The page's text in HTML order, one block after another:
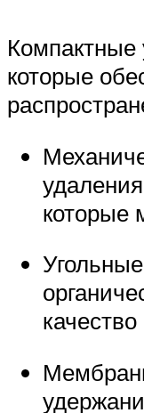
Компактные
которые
которые